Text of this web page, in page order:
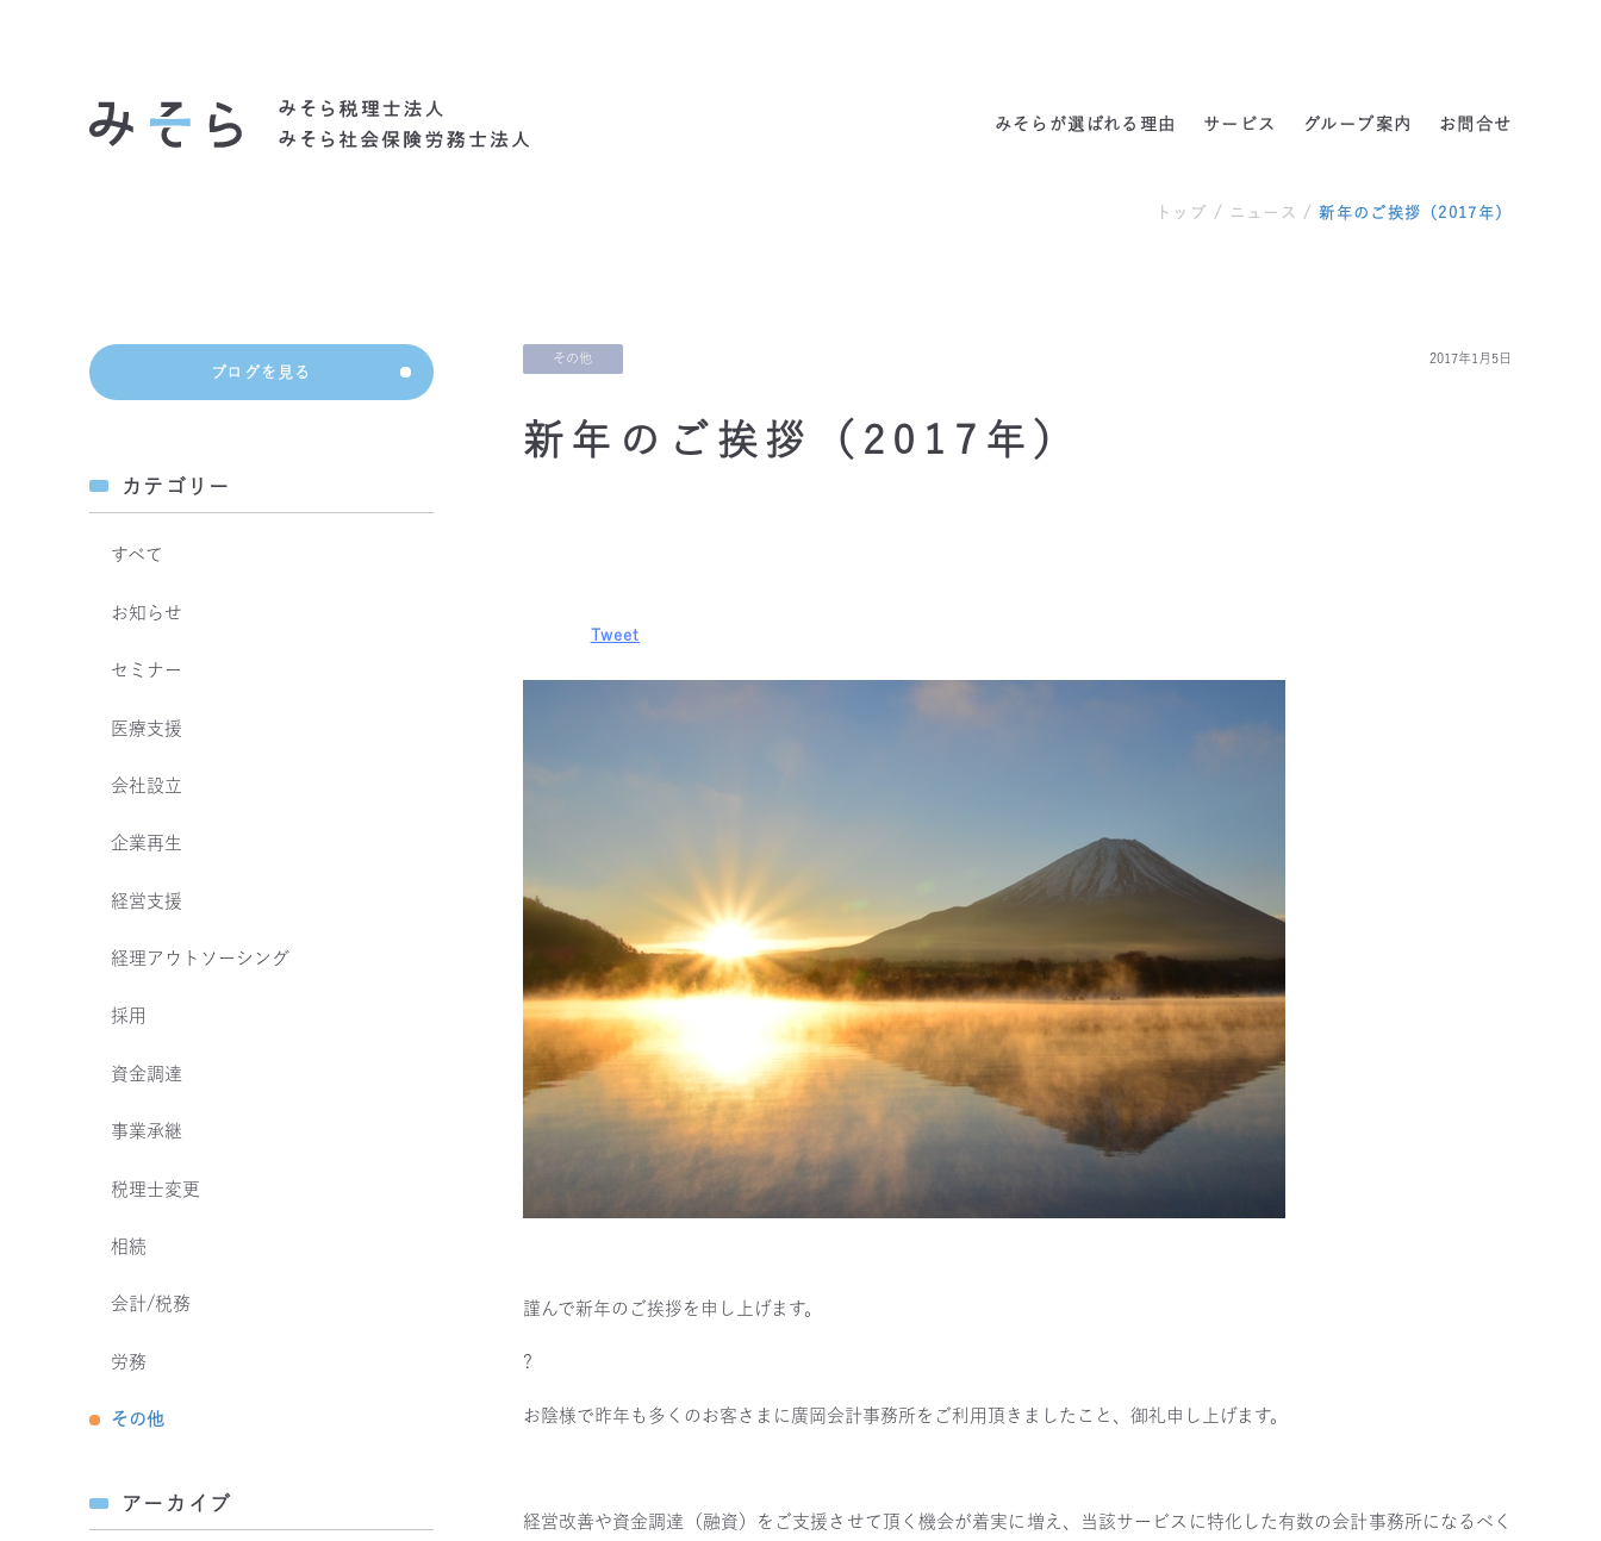
みそらが選ばれる理由 サービス グループ案内 お問合せ
お客様の声 よくある質問
アクセス
トップ / ニュース / 新年のご挨拶（2017年）
ブログを見る
カテゴリー
すべて
お知らせ
セミナー
医療支援
会社設立
企業再生
経営支援
経理アウトソーシング
採用
資金調達
事業承継
税理士変更
相続
会計/税務
労務
その他
アーカイブ
その他 2017年1月5日
新年のご挨拶（2017年）
Tweet
謹んで新年のご挨拶を申し上げます。
?
お陰様で昨年も多くのお客さまに廣岡会計事務所をご利用頂きましたこと、御礼申し上げます。
経営改善や資金調達（融資）をご支援させて頂く機会が着実に増え、当該サービスに特化した有数の会計事務所になるべく